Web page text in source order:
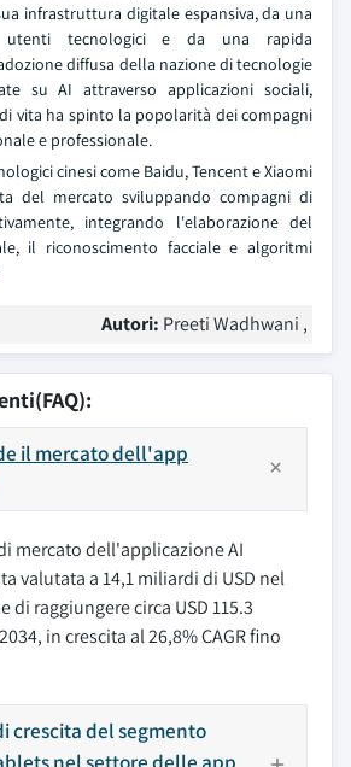
infrastruttura digitale espansiva, da una
utenti tecnologici e da una rapida
diffusa della nazione di tecnologie
su AI attraverso applicazioni sociali,
vita ha spinto la popolarità dei compagni
e professionale.
cinesi come Baidu, Tencent e Xiaomi
del mercato sviluppando compagni di
integrando l'elaborazione del
il riconoscimento facciale e algoritmi
Autori: Preeti Wadhwani ,
il mercato dell'app
mercato dell'applicazione AI
valutata a 14,1 miliardi di USD nel
di raggiungere circa USD 115.3
in crescita al 26,8% CAGR fino
crescita del segmento